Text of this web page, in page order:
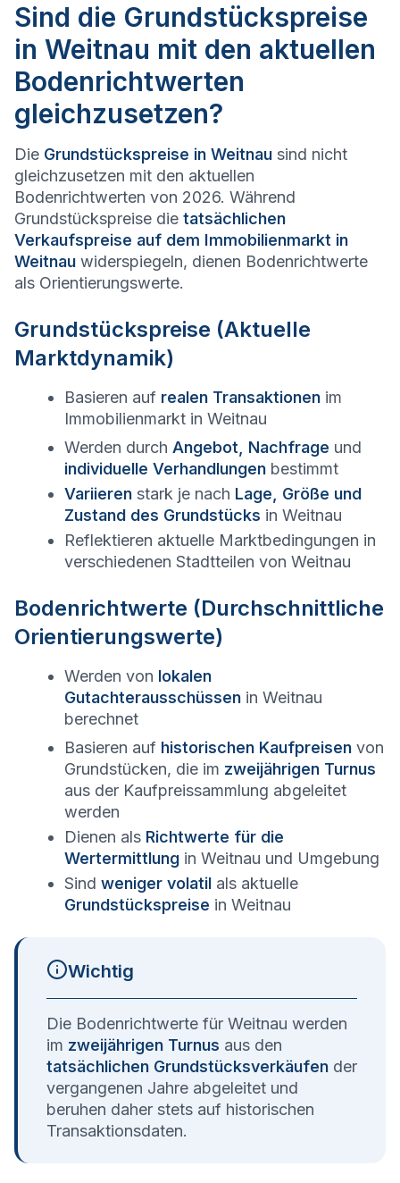
Sind die Grundstückspreise
in Weitnau mit den aktuellen
Bodenrichtwerten
gleichzusetzen?
Die Grundstückspreise in Weitnau sind nicht
gleichzusetzen mit den aktuellen
Bodenrichtwerten von 2026. Während
Grundstückspreise die tatsächlichen
Verkaufspreise auf dem Immobilienmarkt in
Weitnau widerspiegeln, dienen Bodenrichtwerte
als Orientierungswerte.
Grundstückspreise (Aktuelle
Marktdynamik)
Basieren auf realen Transaktionen im
Immobilienmarkt in Weitnau
Werden durch Angebot, Nachfrage und
individuelle Verhandlungen bestimmt
Variieren stark je nach Lage, Größe und
Zustand des Grundstücks in Weitnau
Reflektieren aktuelle Marktbedingungen in
verschiedenen Stadtteilen von Weitnau
Bodenrichtwerte (Durchschnittliche
Orientierungswerte)
Werden von lokalen
Gutachterausschüssen in Weitnau
berechnet
Basieren auf historischen Kaufpreisen von
Grundstücken, die im zweijährigen Turnus
aus der Kaufpreissammlung abgeleitet
werden
Dienen als Richtwerte für die
Wertermittlung in Weitnau und Umgebung
Sind weniger volatil als aktuelle
Grundstückspreise in Weitnau
Wichtig
Die Bodenrichtwerte für Weitnau werden
im zweijährigen Turnus aus den
tatsächlichen Grundstücksverkäufen der
vergangenen Jahre abgeleitet und
beruhen daher stets auf historischen
Transaktionsdaten.